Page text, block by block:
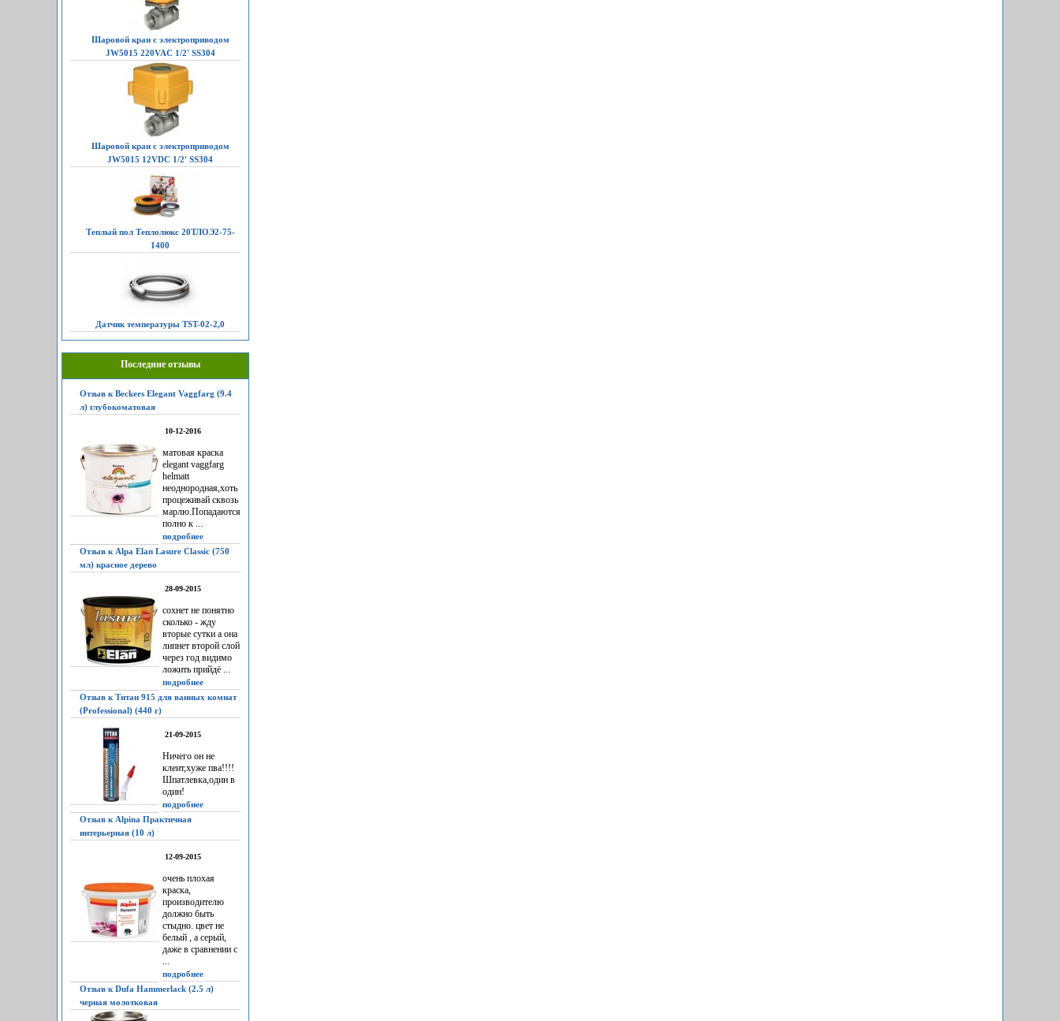
Шаровой кран с электроприводом
JW5015 220VAC 1/2' SS304
Шаровой кран с электроприводом
JW5015 12VDC 1/2' SS304
Теплый пол Теплолюкс 20ТЛОЭ2-75-
1400
Датчик температуры TST-02-2,0
Последние отзывы
Отзыв к Beckers Elegant Vaggfarg (9.4
л) глубокоматовая
10-12-2016
матовая краска
elegant vaggfarg
helmatt
неоднородная,хоть
процеживай сквозь
марлю.Попадаются
полно к ...
подробнее
Отзыв к Alpa Elan Lasure Classic (750
мл) красное дерево
28-09-2015
сохнет не понятно
сколько - жду
вторые сутки а она
липнет второй слой
через год видимо
ложить прийдё ...
подробнее
Отзыв к Титан 915 для ванных комнат
(Professional) (440 г)
21-09-2015
Ничего он не
клеит,хуже пва!!!!
Шпатлевка,один в
один!
подробнее
Отзыв к Alpina Практичная
интерьерная (10 л)
12-09-2015
очень плохая
краска,
производителю
должно быть
стыдно. цвет не
белый , а серый,
даже в сравнении с
...
подробнее
Отзыв к Dufa Hammerlack (2.5 л)
черная молотковая